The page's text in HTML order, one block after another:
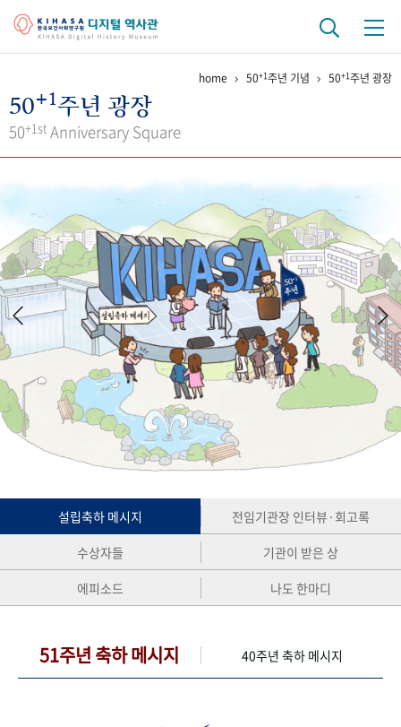
걸어온 길 기관 변천사
키워드로 보는 연구 역사
연구자들
간행물 변천사
기록물 아카이브
사진 아카이브 문서 기록물 행정박물 영상 기록물
50+1 주년 기념
성과 50선 숫자로 보는 50년 50
주년 광장
세계와 함께 한 KIHASA
VR 역사관
home 50+1주년 기념 50+1주년 광장
50+1주년 광장
50+1st Anniversary Square
설립축하 메시지
전임기관장 인터뷰·회고록
수상자들
기관이 받은 상
에피소드
나도 한마디
51주년 축하 메시지 40주년 축하 메시지